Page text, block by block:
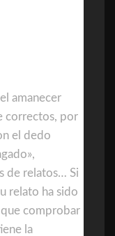
amanecer
correctos, por
el dedo
de relatos… Si
relato ha sido
que comprobar
la